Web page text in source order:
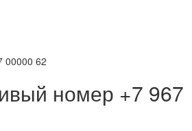
00000 62
номер +7 967